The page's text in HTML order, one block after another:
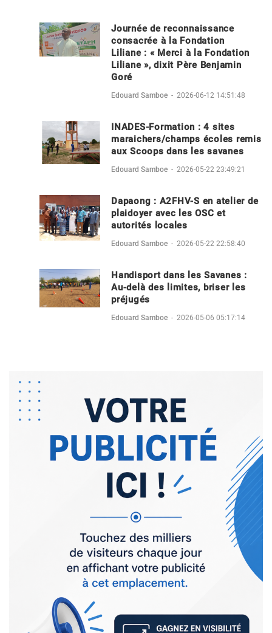
Journée de reconnaissance
consacrée à la Fondation
Liliane : « Merci à la Fondation
Liliane », dixit Père Benjamin
Goré
Edouard Samboe - 2026-06-12 14:51:48
INADES-Formation : 4 sites
maraichers/champs écoles remis
aux Scoops dans les savanes
Edouard Samboe - 2026-05-22 23:49:21
Dapaong : A2FHV-S en atelier de
plaidoyer avec les OSC et
autorités locales
Edouard Samboe - 2026-05-22 22:58:40
Handisport dans les Savanes :
Au-delà des limites, briser les
préjugés
Edouard Samboe - 2026-05-06 05:17:14